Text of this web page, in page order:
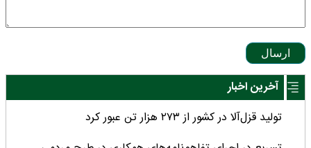
ارسال
آخرین اخبار
تولید قزل‌آلا در کشور از ۲۷۳ هزار تن عبور کرد